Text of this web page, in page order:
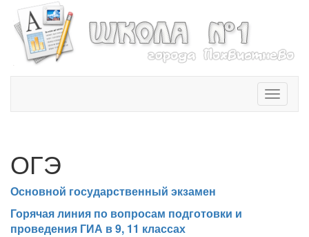
T
o
ОГЭ
Основной государственный экзамен
Горячая линия по вопросам подготовки и
проведения ГИА в 9, 11 классах